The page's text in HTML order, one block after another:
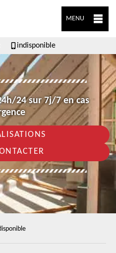
MENU
indisponible
24 sur 7j/7 en cas